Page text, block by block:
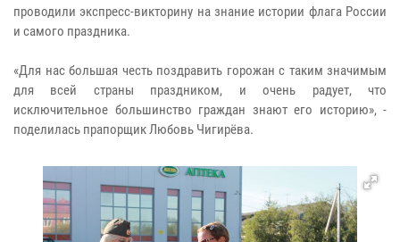
проводили экспресс-викторину на знание истории флага России
и самого праздника.
«Для нас большая честь поздравить горожан с таким значимым
для всей страны праздником, и очень радует, что
исключительное большинство граждан знают его историю», -
поделилась прапорщик Любовь Чигирёва.